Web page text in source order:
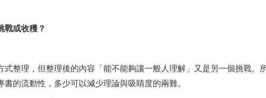
戰或收穫？
理，但整理後的內容「能不能夠讓一般人理解」又是另一個挑戰。
的流動性，多少可以減少理論與吸睛度的兩難。